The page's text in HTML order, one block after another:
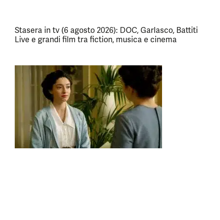
Stasera in tv (6 agosto 2026): DOC, Garlasco, Battiti
Live e grandi film tra fiction, musica e cinema